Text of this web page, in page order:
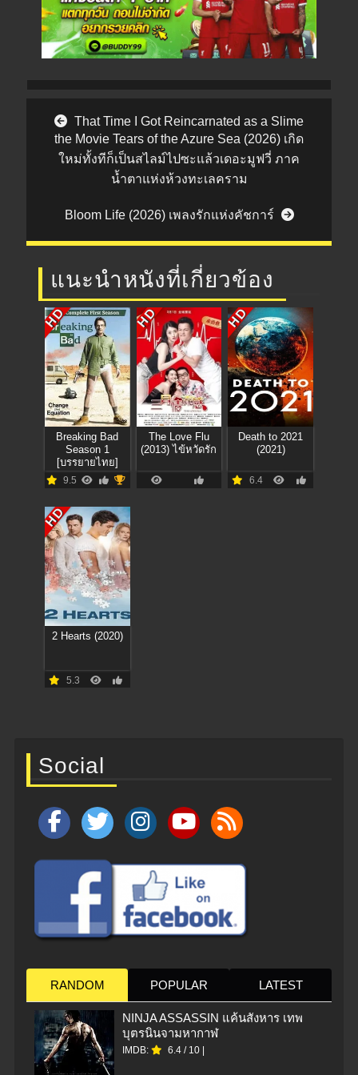
Post navigation
That Time I Got Reincarnated as a Slime
the Movie Tears of the Azure Sea (2026) เกิด
ใหม่ทั้งทีก็เป็นสไลม์ไปซะแล้วเดอะมูฟวี่ ภาค
น้ำตาแห่งห้วงทะเลคราม
Bloom Life (2026) เพลงรักแห่งคัชการ์
แนะนำหนังที่เกี่ยวข้อง
HD
Breaking Bad
Season 1
[บรรยายไทย]
9.5
HD
The Love Flu
(2013) ไข้หวัดรัก
HD
Death to 2021
(2021)
6.4
HD
2 Hearts (2020)
5.3
Social
RANDOM POPULAR LATEST
NINJA ASSASSIN แค้นสังหาร เทพ
บุตรนินจามหากาฬ
IMDB: 6.4 / 10